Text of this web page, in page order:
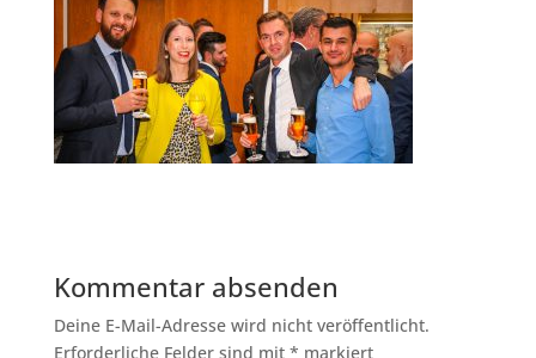
Kommentar absenden
Deine E-Mail-Adresse wird nicht veröffentlicht.
Erforderliche Felder sind mit * markiert